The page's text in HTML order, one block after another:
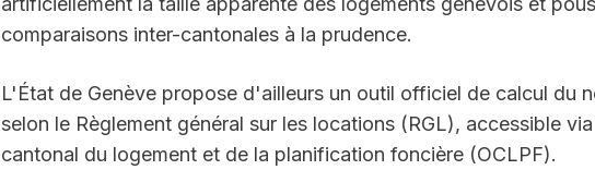
comparaisons inter-cantonales à la prudence.
L'État de Genève propose d'ailleurs un outil officiel de calcul du
selon le Règlement général sur les locations (RGL), accessible
cantonal du logement et de la planification foncière (OCLPF).